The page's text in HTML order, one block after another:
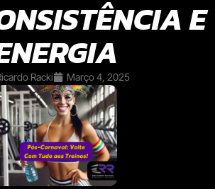
E
Racki Março 4, 2025